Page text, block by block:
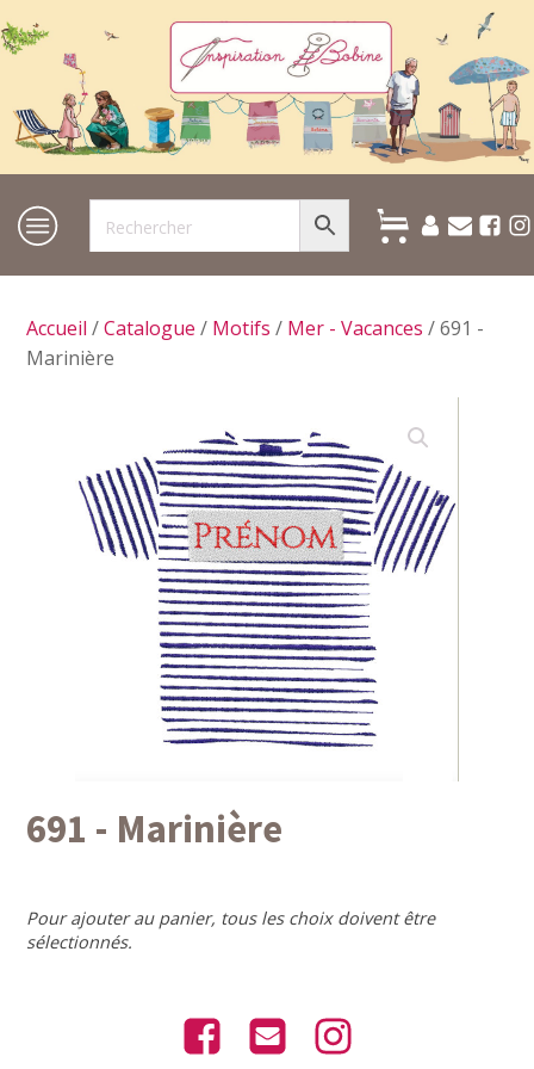
Accueil /Catalogue / Motifs / Mer - Vacances / 691 -
Marinière
691 - Marinière
Pour ajouter au panier, tous les choix doivent être
sélectionnés.